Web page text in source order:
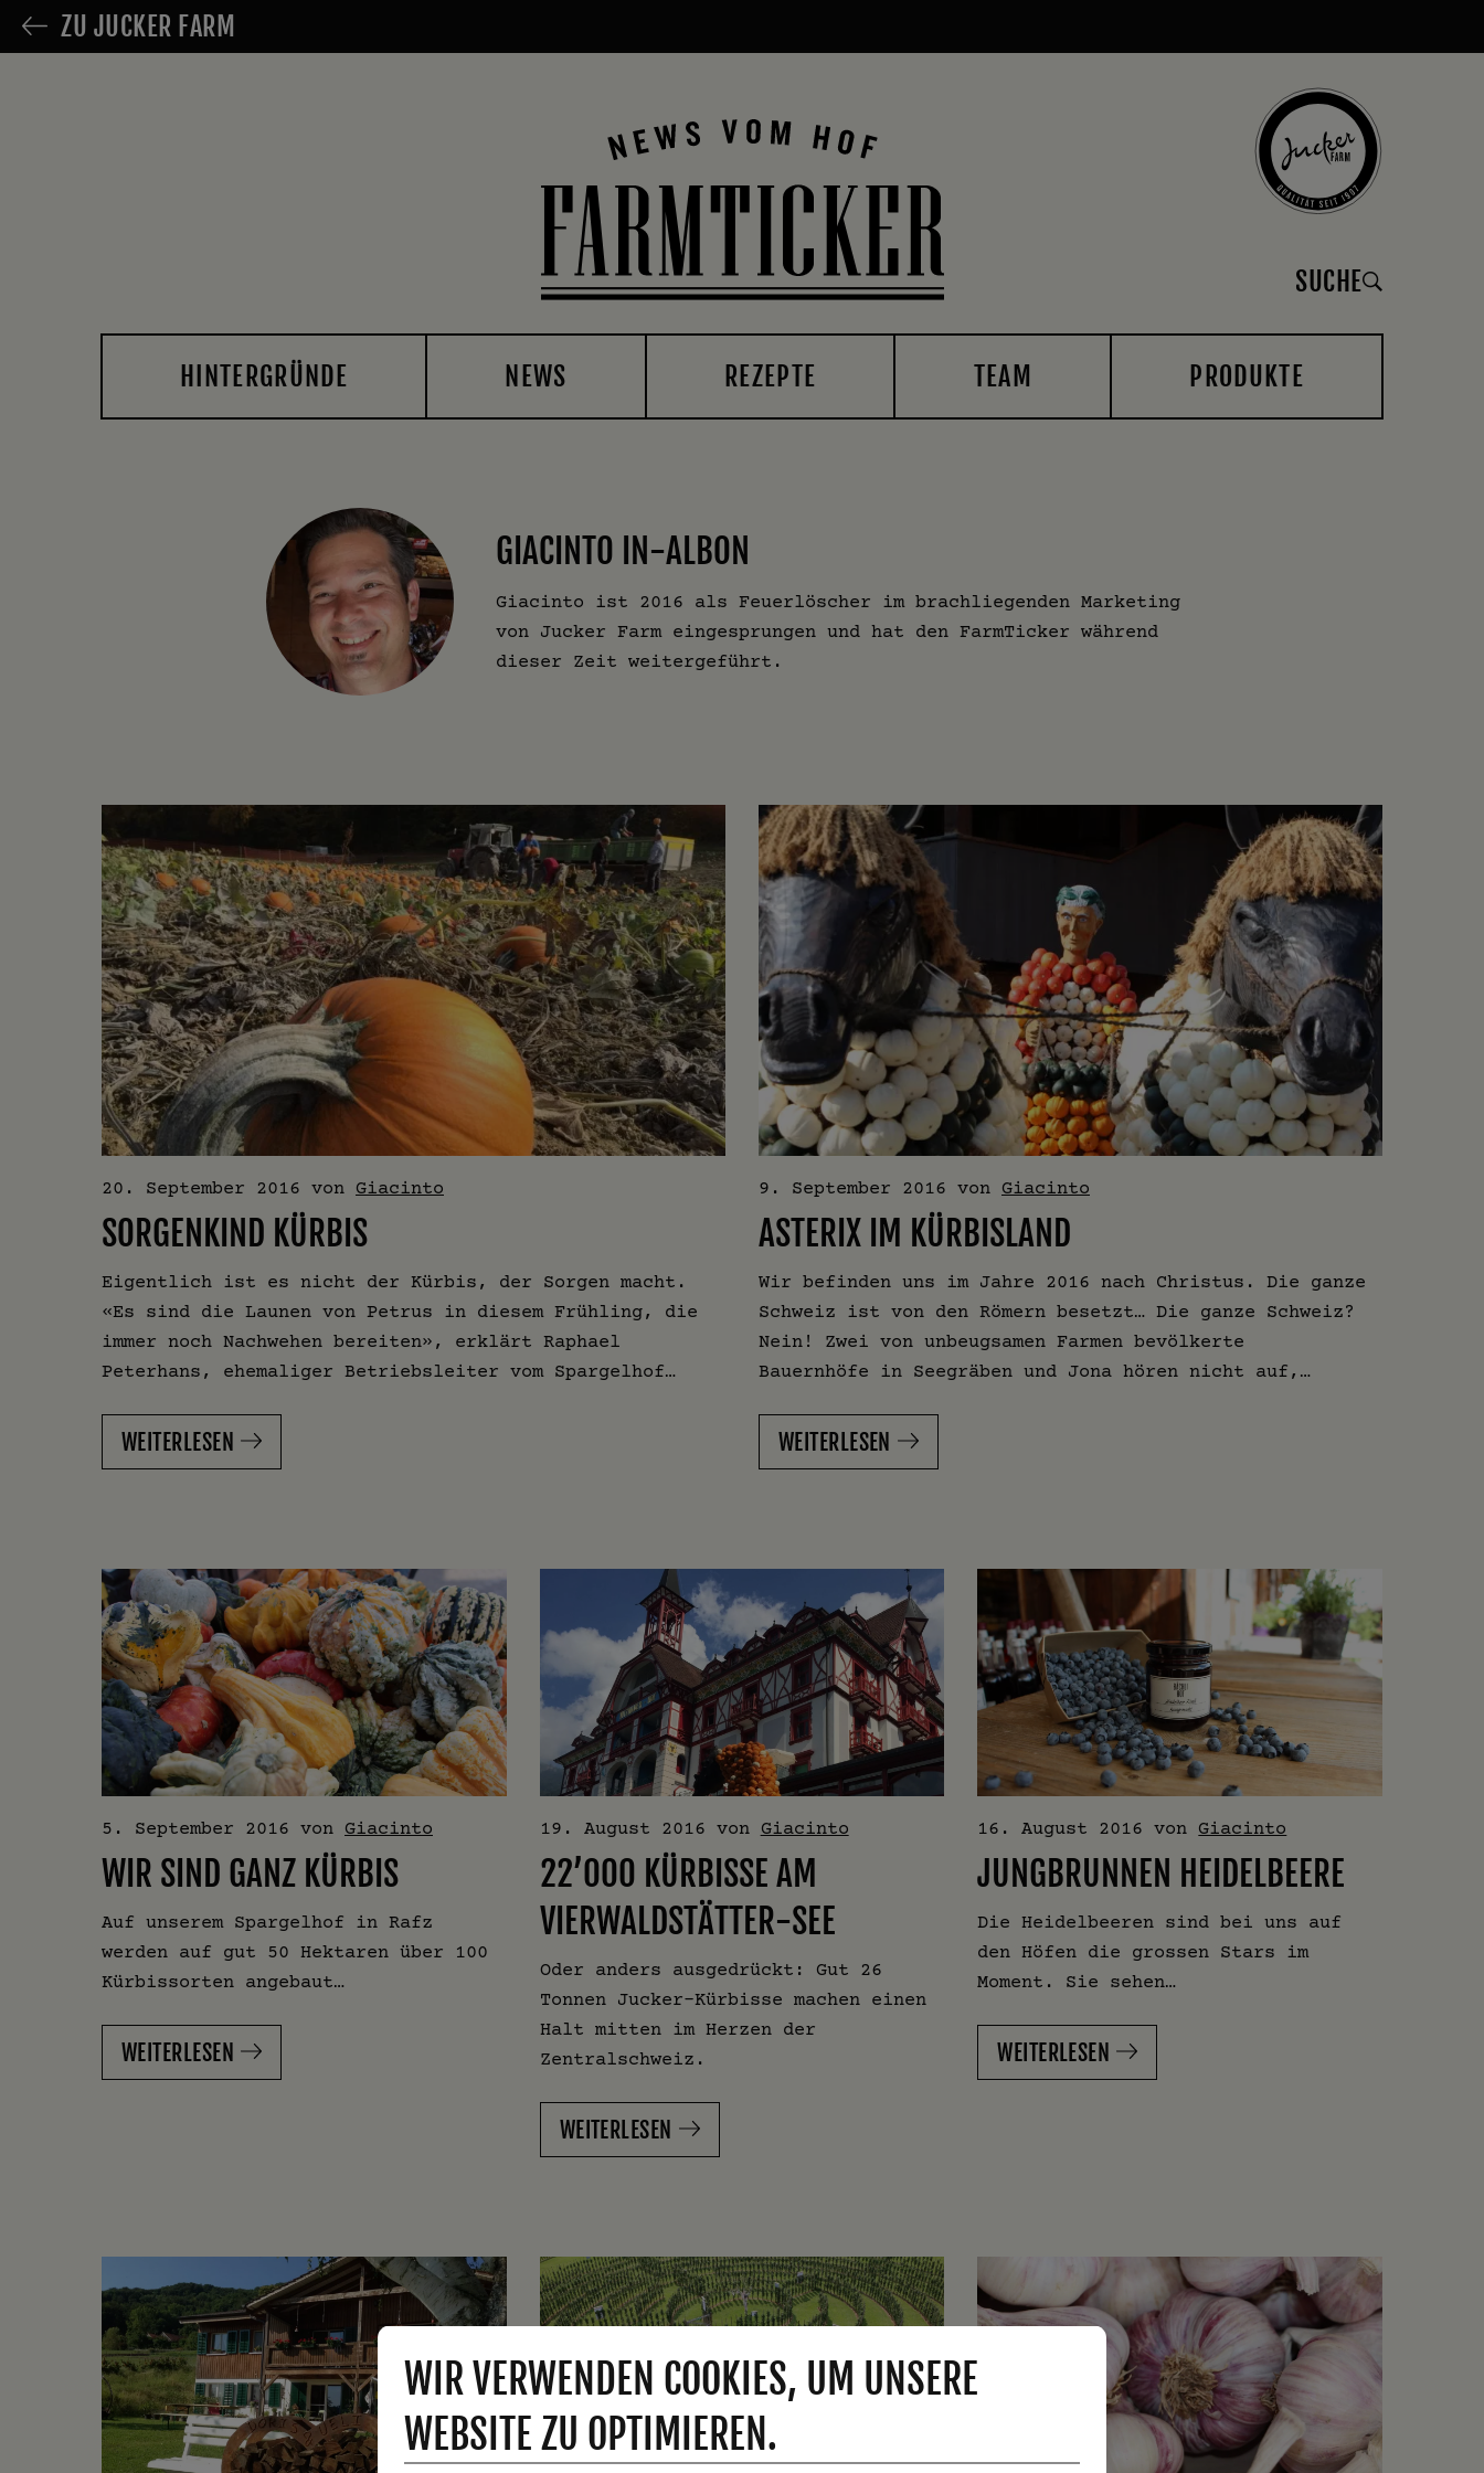
ZU JUCKER FARM
SUCHE
HINTERGRÜNDE NEWS REZEPTE TEAM PRODUKTE
GIACINTO IN-ALBON
Giacinto ist 2016 als Feuerlöscher im brachliegenden Marketing
von Jucker Farm eingesprungen und hat den FarmTicker während
dieser Zeit weitergeführt.
20. September 2016 von Giacinto
SORGENKIND KÜRBIS
Eigentlich ist es nicht der Kürbis, der Sorgen macht.
«Es sind die Launen von Petrus in diesem Frühling, die
immer noch Nachwehen bereiten», erklärt Raphael
Peterhans, ehemaliger Betriebsleiter vom Spargelhof…
WEITERLESEN
9. September 2016 von Giacinto
ASTERIX IM KÜRBISLAND
Wir befinden uns im Jahre 2016 nach Christus. Die ganze
Schweiz ist von den Römern besetzt… Die ganze Schweiz?
Nein! Zwei von unbeugsamen Farmen bevölkerte
Bauernhöfe in Seegräben und Jona hören nicht auf,…
WEITERLESEN
5. September 2016 von Giacinto
WIR SIND GANZ KÜRBIS
Auf unserem Spargelhof in Rafz
werden auf gut 50 Hektaren über 100
Kürbissorten angebaut…
WEITERLESEN
19. August 2016 von Giacinto
22’000 KÜRBISSE AM
VIERWALDSTÄTTER-SEE
Oder anders ausgedrückt: Gut 26
Tonnen Jucker-Kürbisse machen einen
Halt mitten im Herzen der
Zentralschweiz.
WEITERLESEN
16. August 2016 von Giacinto
JUNGBRUNNEN HEIDELBEERE
Die Heidelbeeren sind bei uns auf
den Höfen die grossen Stars im
Moment. Sie sehen…
WEITERLESEN
WIR VERWENDEN COOKIES, UM UNSERE
WEBSITE ZU OPTIMIEREN.